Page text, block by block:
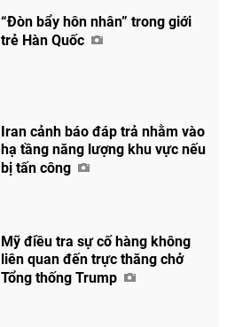
“Đòn bẩy hôn nhân” trong giới
trẻ Hàn Quốc
Iran cảnh báo đáp trả nhằm vào
hạ tầng năng lượng khu vực nếu
bị tấn công
Mỹ điều tra sự cố hàng không
liên quan đến trực thăng chở
Tổng thống Trump